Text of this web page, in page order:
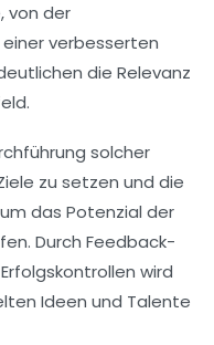
von der
einer verbesserten
die Relevanz
solcher
zu setzen und die
das Potenzial der
Durch Feedback-
wird
Ideen und Talente